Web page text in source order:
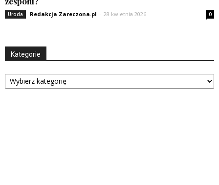
Uroda Redakcja Zareczona.pl - 28 kwietnia 2026 0
Kategorie
Kategorie